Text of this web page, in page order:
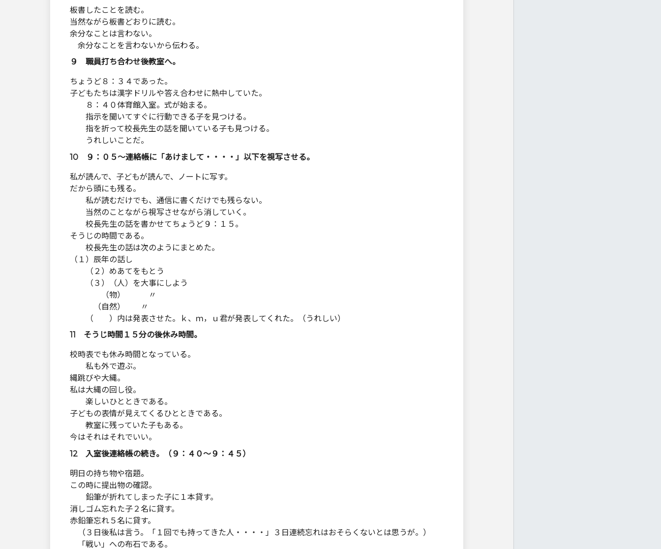
板書したことを読む。
当然ながら板書どおりに読む。
余分なことは言わない。
余分なことを言わないから伝わる。
９ 職員打ち合わせ後教室へ。
ちょうど８：３４であった。
子どもたちは漢字ドリルや答え合わせに熱中していた。
８：４０体育館入室。式が始まる。
指示を聞いてすぐに行動できる子を見つける。
指を折って校長先生の話を聞いている子も見つける。
うれしいことだ。
10 ９：０５～連絡帳に「あけまして・・・・」以下を視写させる。
私が読んで、子どもが読んで、ノートに写す。
だから頭にも残る。
私が読むだけでも、通信に書くだけでも残らない。
当然のことながら視写させながら消していく。
校長先生の話を書かせてちょうど９：１５。
そうじの時間である。
校長先生の話は次のようにまとめた。
（１）辰年の話し
（２）めあてをもとう
（３）（人）を大事にしよう
（物） 〃
（自然） 〃
（ ）内は発表させた。ｋ、ｍ，ｕ君が発表してくれた。（うれしい）
11 そうじ時間１５分の後休み時間。
校時表でも休み時間となっている。
私も外で遊ぶ。
縄跳びや大縄。
私は大縄の回し役。
楽しいひとときである。
子どもの表情が見えてくるひとときである。
教室に残っていた子もある。
今はそれはそれでいい。
12 入室後連絡帳の続き。（９：４０～９：４５）
明日の持ち物や宿題。
この時に提出物の確認。
鉛筆が折れてしまった子に１本貸す。
消しゴム忘れた子２名に貸す。
赤鉛筆忘れ５名に貸す。
（３日後私は言う。「１回でも持ってきた人・・・・」３日連続忘れはおそらくないとは思うが。）
「戦い」への布石である。